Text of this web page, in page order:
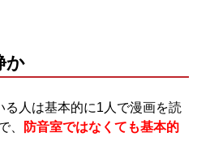
か
る人は基本的に1人で漫画を読
、
防音室ではなくても基本的